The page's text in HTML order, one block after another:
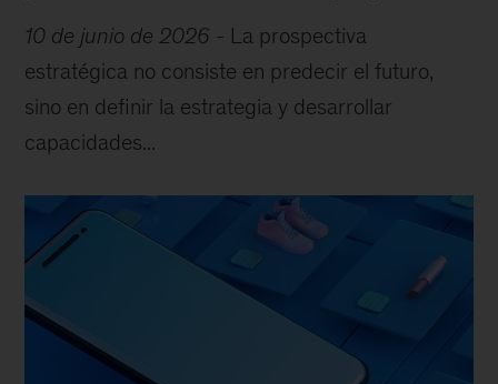
10 de junio de 2026 - La prospectiva
estratégica no consiste en predecir el futuro,
sino en definir la estrategia y desarrollar
capacidades...